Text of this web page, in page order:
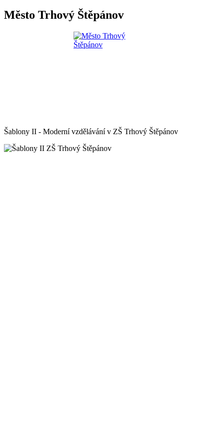
Město Trhový Štěpánov
Šablony II - Moderní vzdělávání v ZŠ Trhový Štěpánov